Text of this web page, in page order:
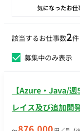
該当するお仕事数2件
募集中のみ表示
【Azure・Java/
レイス及び追加開
気になったお仕